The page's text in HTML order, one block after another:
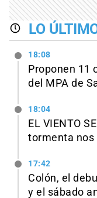
LO
18:08
Proponen 11
del MPA de
18:04
EL VIENTO
tormenta nos
17:42
Colón, el
y el sábado